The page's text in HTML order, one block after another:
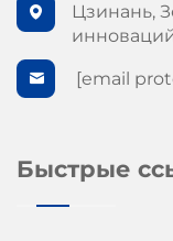
Цзинань,
[email
Быстрые